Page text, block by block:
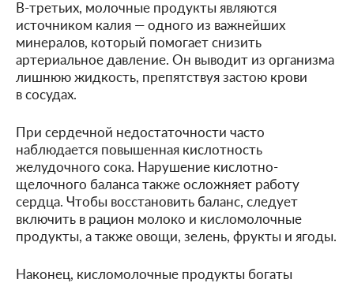
В-третьих, молочные продукты являются
источником калия — одного из важнейших
минералов, который помогает снизить
артериальное давление. Он выводит из организма
лишнюю жидкость, препятствуя застою крови
в сосудах.
При сердечной недостаточности часто
наблюдается повышенная кислотность
желудочного сока. Нарушение кислотно-
щелочного баланса также осложняет работу
сердца. Чтобы восстановить баланс, следует
включить в рацион молоко и кисломолочные
продукты, а также овощи, зелень, фрукты и ягоды.
Наконец, кисломолочные продукты богаты